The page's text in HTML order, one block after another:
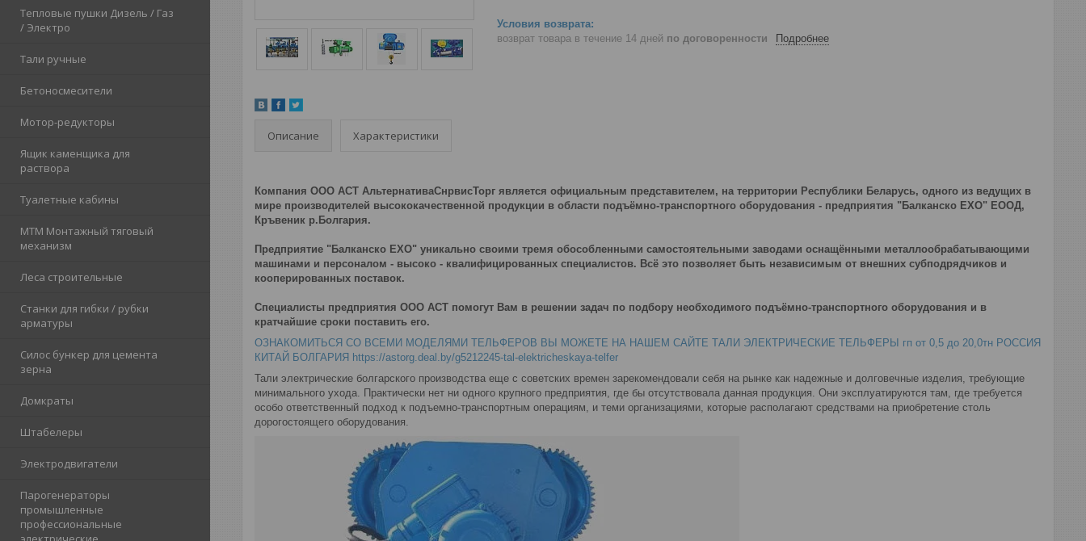
Тепловые пушки Дизель / Газ
/ Электро
Тали ручные
Бетоносмесители
Мотор-редукторы
Ящик каменщика для
раствора
Туалетные кабины
МТМ Монтажный тяговый
механизм
Леса строительные
Станки для гибки / рубки
арматуры
Силос бункер для цемента
зерна
Домкраты
Штабелеры
Электродвигатели
Парогенераторы
промышленные
профессиональные
возврат товара в течение 14 дней по договоренности Подробнее
Описание Характеристики
Компания ООО АСТ АльтернативаСнрвисТорг является официальным представителем, на территории Республики Беларусь, одного из ведущих в
мире производителей высококачественной продукции в области подъёмно-транспортного оборудования - предприятия "Балканско ЕХО" ЕООД,
Кръвеник р.Болгария.
Предприятие "Балканско ЕХО" уникально своими тремя обособленными самостоятельными заводами оснащёнными металлообрабатывающими
машинами и персоналом - высоко - квалифицированных специалистов. Всё это позволяет быть независимым от внешних субподрядчиков и
кооперированных поставок.
Специалисты предприятия ООО АСТ помогут Вам в решении задач по подбору необходимого подъёмно-транспортного оборудования и в
кратчайшие сроки поставить его.
ОЗНАКОМИТЬСЯ СО ВСЕМИ МОДЕЛЯМИ ТЕЛЬФЕРОВ ВЫ МОЖЕТЕ НА НАШЕМ САЙТЕ ТАЛИ ЭЛЕКТРИЧЕСКИЕ ТЕЛЬФЕРЫ гп от 0,5 до 20,0тн РОССИЯ
КИТАЙ БОЛГАРИЯ https://astorg.deal.by/g5212245-tal-elektricheskaya-telfer
Тали электрические болгарского производства еще с советских времен зарекомендовали себя на рынке как надежные и долговечные изделия, требующие
минимального ухода. Практически нет ни одного крупного предприятия, где бы отсутствовала данная продукция. Они эксплуатируются там, где требуется
особо ответственный подход к подъемно-транспортным операциям, и теми организациями, которые располагают средствами на приобретение столь
дорогостоящего оборудования.